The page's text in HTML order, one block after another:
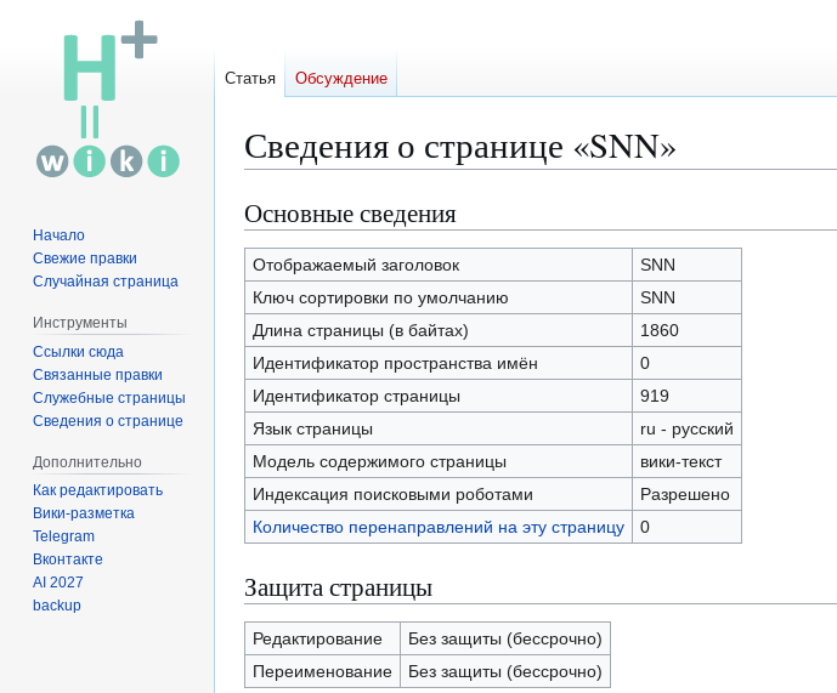
Сведения о странице «SNN»
Перейти
к
навигации
Перейти
к
поиску
Основные сведения
Отображаемый заголовок
SNN
Ключ сортировки по умолчанию
SNN
Длина страницы (в байтах)
1860
Идентификатор пространства имён
0
Идентификатор страницы
919
Язык страницы
ru - русский
Модель содержимого страницы
вики-текст
Индексация поисковыми роботами
Разрешено
Количество перенаправлений на эту страницу
0
Защита страницы
Редактирование
Без защиты (бессрочно)
Переименование
Без защиты (бессрочно)
Статья Обсуждение
Начало
Свежие правки
Случайная страница
Инструменты
Ссылки сюда
Связанные правки
Служебные страницы
Сведения о странице
Дополнительно
Как редактировать
Вики-разметка
Telegram
Вконтакте
AI 2027
backup